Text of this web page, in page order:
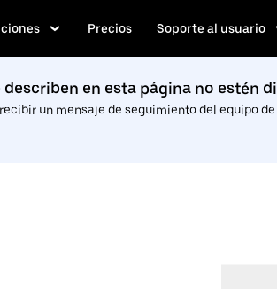
Precios Soporte al usuario
en esta página no estén
un mensaje de seguimiento del equipo